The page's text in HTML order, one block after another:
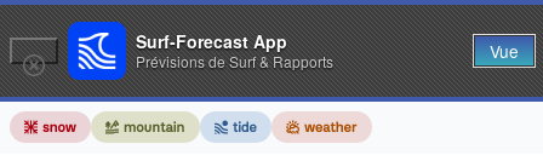
Surf-Forecast App
Prévisions de Surf & Rapports Vue